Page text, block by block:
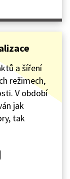
a šíření
režimech,
V období
jak
tak